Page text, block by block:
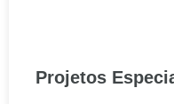
Projetos